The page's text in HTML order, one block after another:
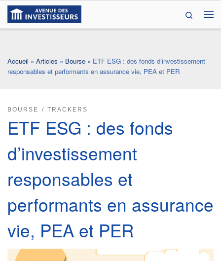
Passer au contenu
Search
Accueil » Articles » Bourse » ETF ESG : des fonds d’investissement
responsables et performants en assurance vie, PEA et PER
BOURSE TRACKERS
ETF ESG : des fonds
d’investissement
responsables et
performants en assurance
vie, PEA et PER